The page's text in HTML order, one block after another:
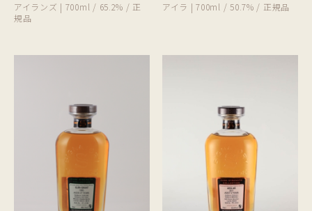
アイランズ | 700ml / 65.2% / 正
規品
アイラ | 700ml / 50.7% / 正規品